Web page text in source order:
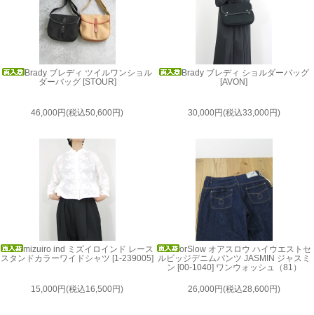
Brady ブレディ ツイルワンショル
ダーバッグ [STOUR]
46,000円(税込50,600円)
Brady ブレディ ショルダーバッグ
[AVON]
30,000円(税込33,000円)
mizuiro ind ミズイロインド レース
スタンドカラーワイドシャツ [1-239005]
15,000円(税込16,500円)
orSlow オアスロウ ハイウエストセ
ルビッジデニムパンツ JASMIN ジャスミ
ン [00-1040] ワンウォッシュ（81）
26,000円(税込28,600円)